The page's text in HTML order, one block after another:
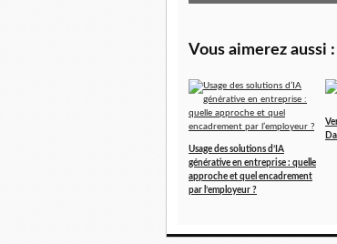
Vous aimerez aussi :
Usage des solutions d’IA
générative en entreprise : quelle
approche et quel encadrement
par l’employeur ?